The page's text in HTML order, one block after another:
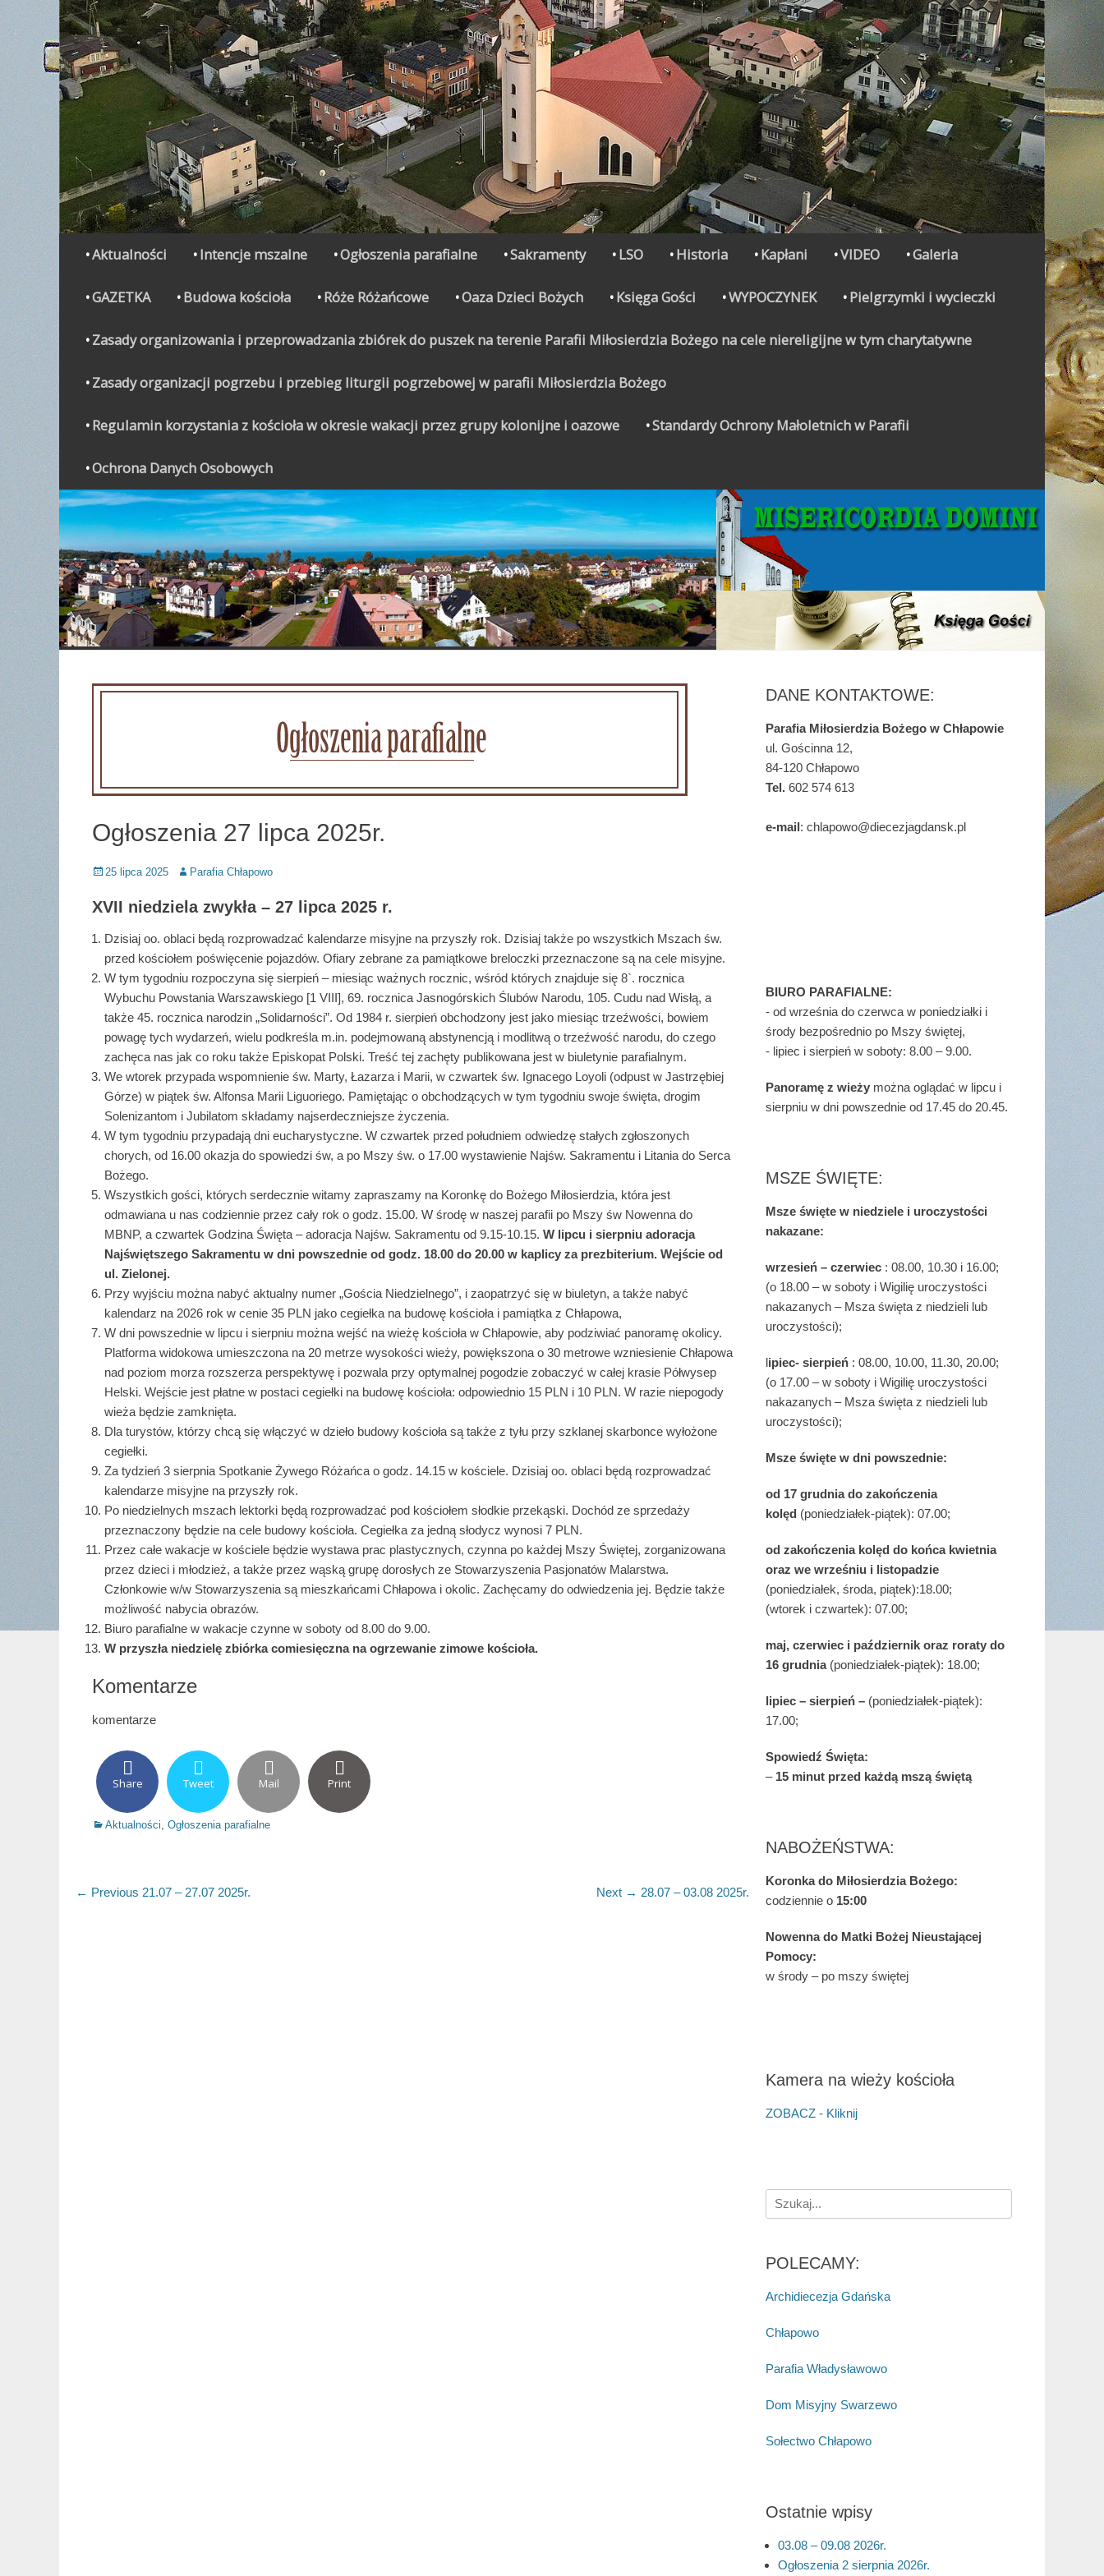
Secondary Menu
Aktualności Intencje mszalne Ogłoszenia parafialne Sakramenty LSO Historia Kapłani VIDEO Galeria
GAZETKA Budowa kościoła Róże Różańcowe Oaza Dzieci Bożych Księga Gości WYPOCZYNEK Pielgrzymki i wycieczki
Zasady organizowania i przeprowadzania zbiórek do puszek na terenie Parafii Miłosierdzia Bożego na cele niereligijne w tym charytatywne
Zasady organizacji pogrzebu i przebieg liturgii pogrzebowej w parafii Miłosierdzia Bożego
Regulamin korzystania z kościoła w okresie wakacji przez grupy kolonijne i oazowe Standardy Ochrony Małoletnich w Parafii
Ochrona Danych Osobowych
WYPOCZYNEK
Gazetka Parafialna
Ogłoszenia 27 lipca 2025r.
Posted
25 lipca 2025 Author
Parafia Chłapowo
XVII niedziela zwykła – 27 lipca 2025 r.
Dzisiaj oo. oblaci będą rozprowadzać kalendarze misyjne na przyszły rok. Dzisiaj także po wszystkich Mszach św.
przed kościołem poświęcenie pojazdów. Ofiary zebrane za pamiątkowe breloczki przeznaczone są na cele misyjne.
W tym tygodniu rozpoczyna się sierpień – miesiąc ważnych rocznic, wśród których znajduje się 8`. rocznica
Wybuchu Powstania Warszawskiego [1 VIII], 69. rocznica Jasnogórskich Ślubów Narodu, 105. Cudu nad Wisłą, a
także 45. rocznica narodzin „Solidarności”. Od 1984 r. sierpień obchodzony jest jako miesiąc trzeźwości, bowiem
powagę tych wydarzeń, wielu podkreśla m.in. podejmowaną abstynencją i modlitwą o trzeźwość narodu, do czego
zachęca nas jak co roku także Episkopat Polski. Treść tej zachęty publikowana jest w biuletynie parafialnym.
We wtorek przypada wspomnienie św. Marty, Łazarza i Marii, w czwartek św. Ignacego Loyoli (odpust w Jastrzębiej
Górze) w piątek św. Alfonsa Marii Liguoriego. Pamiętając o obchodzących w tym tygodniu swoje święta, drogim
Solenizantom i Jubilatom składamy najserdeczniejsze życzenia.
W tym tygodniu przypadają dni eucharystyczne. W czwartek przed południem odwiedzę stałych zgłoszonych
chorych, od 16.00 okazja do spowiedzi św, a po Mszy św. o 17.00 wystawienie Najśw. Sakramentu i Litania do Serca
Bożego.
Wszystkich gości, których serdecznie witamy zapraszamy na Koronkę do Bożego Miłosierdzia, która jest
odmawiana u nas codziennie przez cały rok o godz. 15.00. W środę w naszej parafii po Mszy św Nowenna do
MBNP, a czwartek Godzina Święta – adoracja Najśw. Sakramentu od 9.15-10.15. W lipcu i sierpniu adoracja
Najświętszego Sakramentu w dni powszednie od godz. 18.00 do 20.00 w kaplicy za prezbiterium. Wejście od
ul. Zielonej.
Przy wyjściu można nabyć aktualny numer „Gościa Niedzielnego”, i zaopatrzyć się w biuletyn, a także nabyć
kalendarz na 2026 rok w cenie 35 PLN jako cegiełka na budowę kościoła i pamiątka z Chłapowa,
W dni powszednie w lipcu i sierpniu można wejść na wieżę kościoła w Chłapowie, aby podziwiać panoramę okolicy.
Platforma widokowa umieszczona na 20 metrze wysokości wieży, powiększona o 30 metrowe wzniesienie Chłapowa
nad poziom morza rozszerza perspektywę i pozwala przy optymalnej pogodzie zobaczyć w całej krasie Półwysep
Helski. Wejście jest płatne w postaci cegiełki na budowę kościoła: odpowiednio 15 PLN i 10 PLN. W razie niepogody
wieża będzie zamknięta.
Dla turystów, którzy chcą się włączyć w dzieło budowy kościoła są także z tyłu przy szklanej skarbonce wyłożone
cegiełki.
Za tydzień 3 sierpnia Spotkanie Żywego Różańca o godz. 14.15 w kościele. Dzisiaj oo. oblaci będą rozprowadzać
kalendarze misyjne na przyszły rok.
Po niedzielnych mszach lektorki będą rozprowadzać pod kościołem słodkie przekąski. Dochód ze sprzedaży
przeznaczony będzie na cele budowy kościoła. Cegiełka za jedną słodycz wynosi 7 PLN.
Przez całe wakacje w kościele będzie wystawa prac plastycznych, czynna po każdej Mszy Świętej, zorganizowana
przez dzieci i młodzież, a także przez wąską grupę dorosłych ze Stowarzyszenia Pasjonatów Malarstwa.
Członkowie w/w Stowarzyszenia są mieszkańcami Chłapowa i okolic. Zachęcamy do odwiedzenia jej. Będzie także
możliwość nabycia obrazów.
Biuro parafialne w wakacje czynne w soboty od 8.00 do 9.00.
W przyszła niedzielę zbiórka comiesięczna na ogrzewanie zimowe kościoła.
Komentarze
komentarze
Share Tweet Mail Print
Categories
Aktualności Ogłoszenia parafialne
Nawigacja
← Previous Previous
21.07 – 27.07 2025r. Next → Next
28.07 – 03.08 2025r.
DANE KONTAKTOWE:
Parafia Miłosierdzia Bożego w Chłapowie
ul. Gościnna 12,
84-120 Chłapowo
Tel. 602 574 613
e-mail: chlapowo@diecezjagdansk.pl
BIURO PARAFIALNE:
- od września do czerwca w poniedziałki i
środy bezpośrednio po Mszy świętej,
- lipiec i sierpień w soboty: 8.00 – 9.00.
Panoramę z wieży można oglądać w lipcu i
sierpniu w dni powszednie od 17.45 do 20.45.
MSZE ŚWIĘTE:
Msze święte w niedziele i uroczystości
nakazane:
wrzesień – czerwiec : 08.00, 10.30 i 16.00;
(o 18.00 – w soboty i Wigilię uroczystości
nakazanych – Msza święta z niedzieli lub
uroczystości);
lipiec- sierpień : 08.00, 10.00, 11.30, 20.00;
(o 17.00 – w soboty i Wigilię uroczystości
nakazanych – Msza święta z niedzieli lub
uroczystości);
Msze święte w dni powszednie:
od 17 grudniado zakończenia
kolęd (poniedziałek-piątek): 07.00;
od zakończenia kolęd do końca kwietnia
oraz we wrześniu i listopadzie
(poniedziałek, środa, piątek):18.00;
(wtorek i czwartek): 07.00;
maj, czerwiec i październik oraz roraty do
16 grudnia (poniedziałek-piątek): 18.00;
lipiec – sierpień – (poniedziałek-piątek):
17.00;
Spowiedź Święta:
– 15 minut przed każdą mszą świętą
NABOŻEŃSTWA:
Koronka do Miłosierdzia Bożego:
codziennie o 15:00
Nowenna do Matki Bożej Nieustającej
Pomocy:
w środy – po mszy świętej
Kamera na wieży kościoła
ZOBACZ - Kliknij
Search
for:
POLECAMY:
Archidiecezja Gdańska
Chłapowo
Parafia Władysławowo
Dom Misyjny Swarzewo
Sołectwo Chłapowo
Ostatnie wpisy
03.08 – 09.08 2026r.
Ogłoszenia 2 sierpnia 2026r.